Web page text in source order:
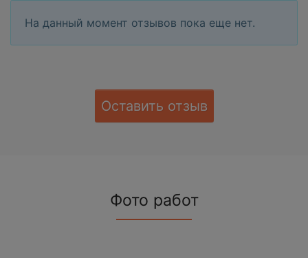
На данный момент отзывов пока еще нет.
Оставить отзыв
Фото работ